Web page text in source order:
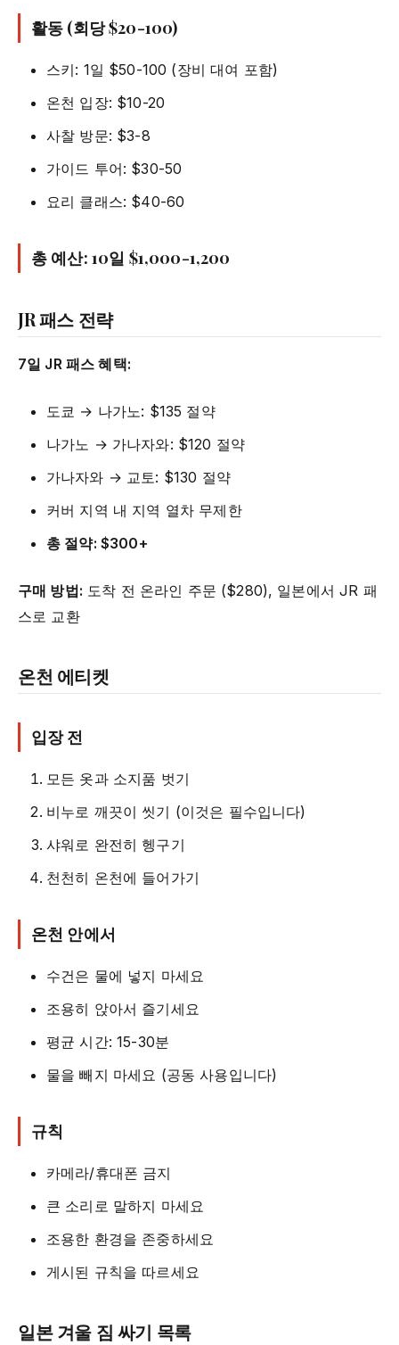
활동 (회당 $20-100)
스키: 1일 $50-100 (장비 대여 포함)
온천 입장: $10-20
사찰 방문: $3-8
가이드 투어: $30-50
요리 클래스: $40-60
총 예산: 10일 $1,000-1,200
JR 패스 전략
7일 JR 패스 혜택:
도쿄 → 나가노: $135 절약
나가노 → 가나자와: $120 절약
가나자와 → 교토: $130 절약
커버 지역 내 지역 열차 무제한
총 절약: $300+
구매 방법: 도착 전 온라인 주문 ($280), 일본에서 JR 패
스로 교환
온천 에티켓
입장 전
모든 옷과 소지품 벗기
비누로 깨끗이 씻기 (이것은 필수입니다)
샤워로 완전히 헹구기
천천히 온천에 들어가기
온천 안에서
수건은 물에 넣지 마세요
조용히 앉아서 즐기세요
평균 시간: 15-30분
물을 빼지 마세요 (공동 사용입니다)
규칙
카메라/휴대폰 금지
큰 소리로 말하지 마세요
조용한 환경을 존중하세요
게시된 규칙을 따르세요
일본 겨울 짐 싸기 목록